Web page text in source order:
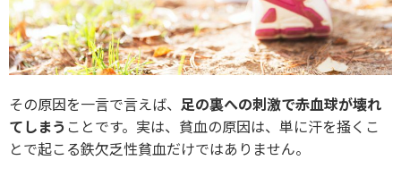
その原因を一言で言えば、 足の裏への刺激で赤血球が壊れ
てしまう ことです。実は、貧血の原因は、単に汗を掻くこ
とで起こる鉄欠乏性貧血だけではありません。